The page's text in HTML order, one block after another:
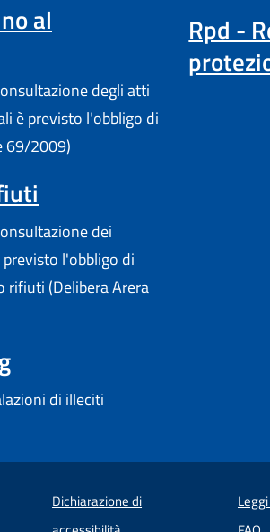
al
degli atti
è previsto l'obbligo di
69/2009)
dei
l'obbligo di
rifiuti (Delibera Arera
di illeciti
Rpd -
Dichiarazione di